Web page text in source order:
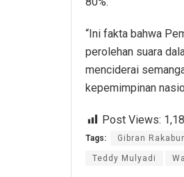
“Ini fakta bahwa
perolehan suara
menciderai
kepemimpinan
Post Views:
Tags: Gibran
Teddy Mulyadi